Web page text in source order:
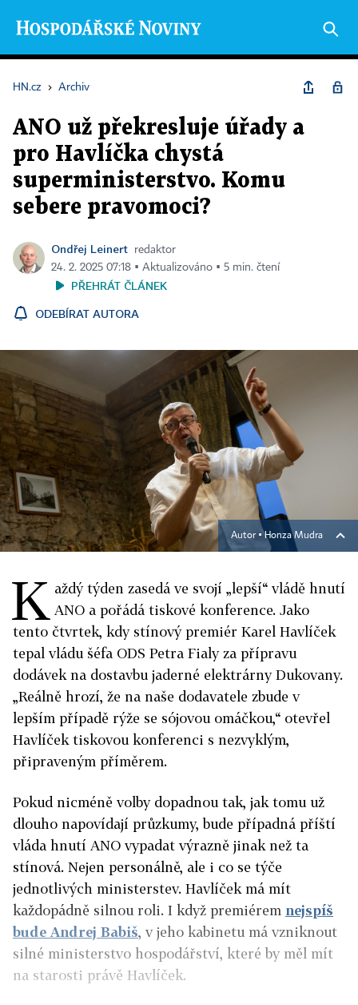
HN.cz › Archiv
ANO už překresluje úřady a
pro Havlíčka chystá
superministerstvo. Komu
sebere pravomoci?
Ondřej Leinert
redaktor
24. 2. 2025 07:18 ▪ Aktualizováno ▪ 5 min. čtení
PŘEHRÁT ČLÁNEK
ODEBÍRAT AUTORA
Autor ▪ Honza Mudra
K aždý týden zasedá ve svojí „lepší“ vládě hnutí
ANO a pořádá tiskové konference. Jako
tento čtvrtek, kdy stínový premiér Karel Havlíček
tepal vládu šéfa ODS Petra Fialy za přípravu
dodávek na dostavbu jaderné elektrárny Dukovany.
„Reálně hrozí, že na naše dodavatele zbude v
lepším případě rýže se sójovou omáčkou,“ otevřel
Havlíček tiskovou konferenci s nezvyklým,
připraveným příměrem.
Pokud nicméně volby dopadnou tak, jak tomu už
dlouho napovídají průzkumy, bude případná příští
vláda hnutí ANO vypadat výrazně jinak než ta
stínová. Nejen personálně, ale i co se týče
jednotlivých ministerstev. Havlíček má mít
každopádně silnou roli. I když premiérem nejspíš
bude Andrej Babiš, v jeho kabinetu má vzniknout
silné ministerstvo hospodářství, které by měl mít
na starosti právě Havlíček.